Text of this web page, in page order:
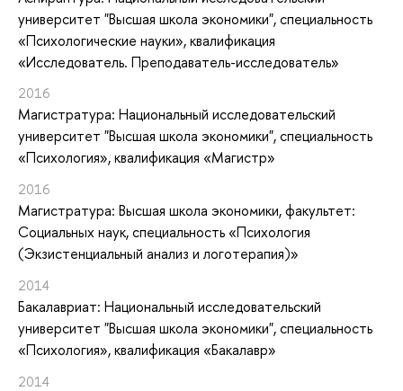
университет "Высшая школа экономики", специальность
«Психологические науки», квалификация
«Исследователь. Преподаватель-исследователь»
2016
Магистратура: Национальный исследовательский
университет "Высшая школа экономики", специальность
«Психология», квалификация «Магистр»
2016
Магистратура: Высшая школа экономики, факультет:
Социальных наук, специальность «Психология
(Экзистенциальный анализ и логотерапия)»
2014
Бакалавриат: Национальный исследовательский
университет "Высшая школа экономики", специальность
«Психология», квалификация «Бакалавр»
2014